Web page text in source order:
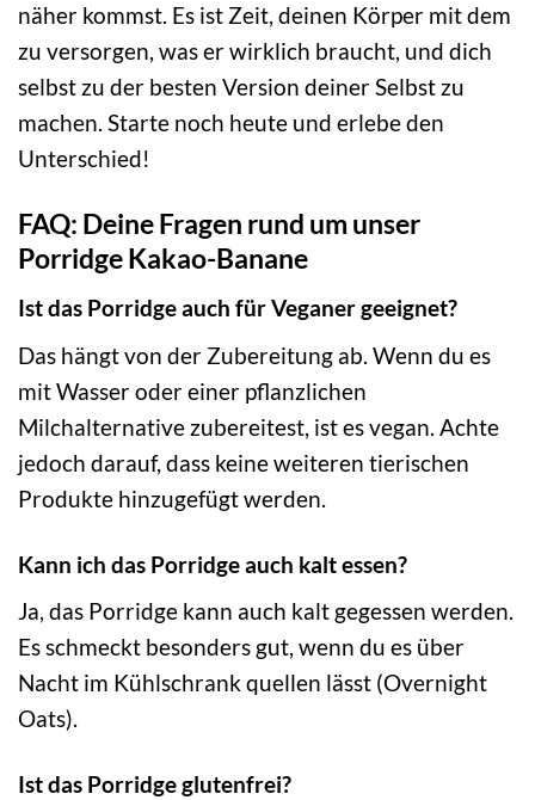
näher kommst. Es ist Zeit, deinen Körper mit dem
zu versorgen, was er wirklich braucht, und dich
selbst zu der besten Version deiner Selbst zu
machen. Starte noch heute und erlebe den
Unterschied!
FAQ: Deine Fragen rund um unser
Porridge Kakao-Banane
Ist das Porridge auch für Veganer geeignet?
Das hängt von der Zubereitung ab. Wenn du es
mit Wasser oder einer pflanzlichen
Milchalternative zubereitest, ist es vegan. Achte
jedoch darauf, dass keine weiteren tierischen
Produkte hinzugefügt werden.
Kann ich das Porridge auch kalt essen?
Ja, das Porridge kann auch kalt gegessen werden.
Es schmeckt besonders gut, wenn du es über
Nacht im Kühlschrank quellen lässt (Overnight
Oats).
Ist das Porridge glutenfrei?